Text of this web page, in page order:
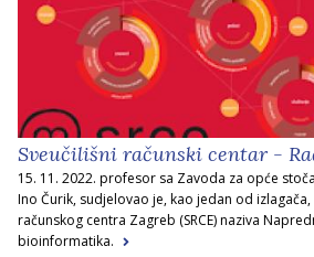
Sveučilišni računski centar -
15. 11. 2022. profesor sa Zavoda za opće
Ino Čurik, sudjelovao je, kao jedan od
računskog centra Zagreb (SRCE) naziva
bioinformatika.